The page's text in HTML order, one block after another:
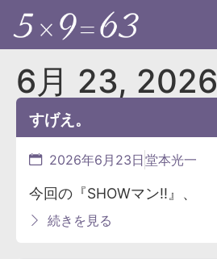
6月 23, 2026
すげえ。
2026年6月23日 堂本光一
今回の『SHOWマン!!』、
続きを見る